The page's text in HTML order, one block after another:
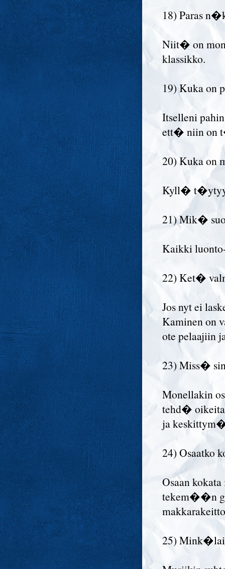
18) Paras
Niit� on
klassikko.
19) Kuka on
Itselleni
ett� niin on
20) Kuka on
Kyll� t�ytyy
21) Mik�
Kaikki
22) Ket�
Jos nyt ei
Kaminen on
ote pelaajiin
23) Miss�
Monellakin
tehd� oikeita
ja
24) Osaatko
Osaan
tekem��n
25)